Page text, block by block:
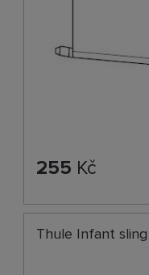
255 Kč
Thule Infant